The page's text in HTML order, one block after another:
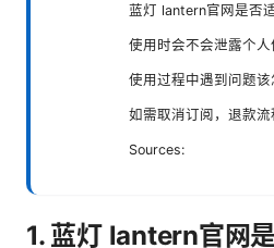
蓝灯 lantern官网是否
使用时会不会泄露个人
使用过程中遇到问题该
如需取消订阅，退款流
Sources:
1. 蓝灯 lantern官网